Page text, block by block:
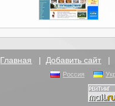
Главная | Добавить сайт |
Россия